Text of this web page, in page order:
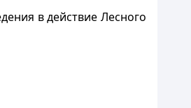
в действие Лесного